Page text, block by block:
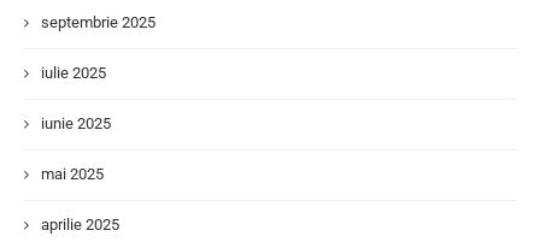
septembrie 2025
iulie 2025
iunie 2025
mai 2025
aprilie 2025